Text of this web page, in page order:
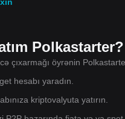
Polkastarter?
çıxarmağı öyrənin
hesabı yaradın.
kriptovalyuta yatırın.